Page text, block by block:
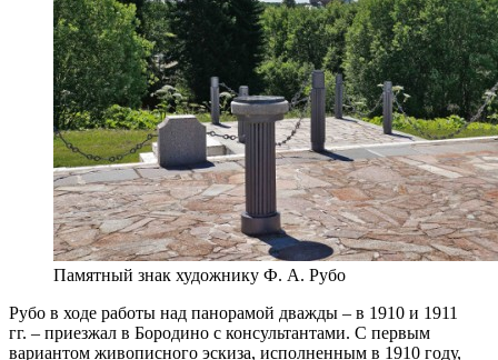
Памятный знак художнику Ф. А. Рубо
Рубо в ходе работы над панорамой дважды – в 1910 и 1911
гг. – приезжал в Бородино с консультантами. С первым
вариантом живописного эскиза, исполненным в 1910 году,